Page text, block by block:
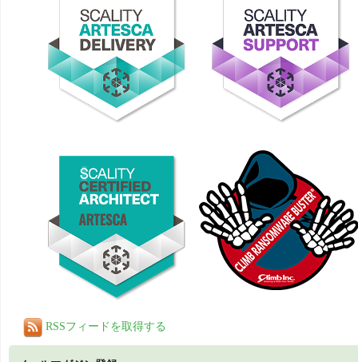
RSSフィードを取得する